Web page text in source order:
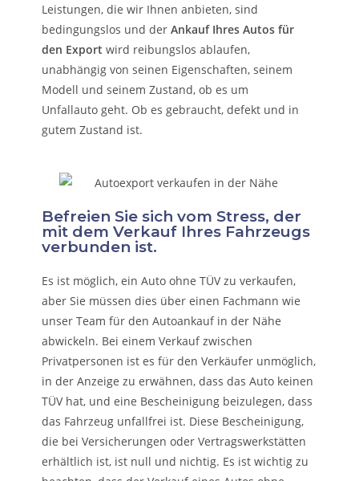
Leistungen, die wir Ihnen anbieten, sind
bedingungslos und derAnkauf Ihres Autos für
den Export wird reibungslos ablaufen,
unabhängig von seinen Eigenschaften, seinem
Modell und seinem Zustand, ob es um
Unfallauto geht. Ob es gebraucht, defekt und in
gutem Zustand ist.
Befreien Sie sich vom Stress, der
mit dem Verkauf Ihres Fahrzeugs
verbunden ist.
Es ist möglich, ein Auto ohne TÜV zu verkaufen,
aber Sie müssen dies über einen Fachmann wie
unser Team für den Autoankauf in der Nähe
abwickeln. Bei einem Verkauf zwischen
Privatpersonen ist es für den Verkäufer unmöglich,
in der Anzeige zu erwähnen, dass das Auto keinen
TÜV hat, und eine Bescheinigung beizulegen, dass
das Fahrzeug unfallfrei ist. Diese Bescheinigung,
die bei Versicherungen oder Vertragswerkstätten
erhältlich ist, ist null und nichtig. Es ist wichtig zu